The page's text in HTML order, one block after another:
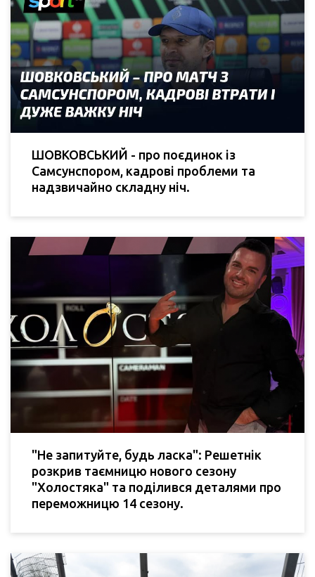
ШОВКОВСЬКИЙ - про поєдинок із
Самсунспором, кадрові проблеми та
надзвичайно складну ніч.
"Не запитуйте, будь ласка": Решетнік
розкрив таємницю нового сезону
"Холостяка" та поділився деталями про
переможницю 14 сезону.